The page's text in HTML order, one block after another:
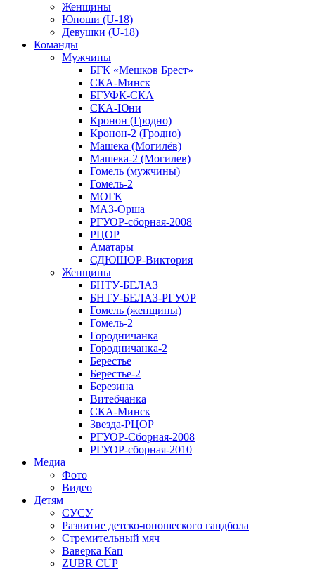
Женщины
Юноши (U-18)
Девушки (U-18)
Команды
Мужчины
БГК «Мешков Брест»
СКА-Минск
БГУФК-СКА
СКА-Юни
Кронон (Гродно)
Кронон-2 (Гродно)
Машека (Могилёв)
Машека-2 (Могилев)
Гомель (мужчины)
Гомель-2
МОГК
МАЗ-Орша
РГУОР-сборная-2008
РЦОР
Аматары
СДЮШОР-Виктория
Женщины
БНТУ-БЕЛАЗ
БНТУ-БЕЛАЗ-РГУОР
Гомель (женщины)
Гомель-2
Городничанка
Городничанка-2
Берестье
Берестье-2
Березина
Витебчанка
СКА-Минск
Звезда-РЦОР
РГУОР-Сборная-2008
РГУОР-сборная-2010
Медиа
Фото
Видео
Детям
СУСУ
Развитие детско-юношеского гандбола
Стремительный мяч
Ваверка Кап
ZUBR CUP